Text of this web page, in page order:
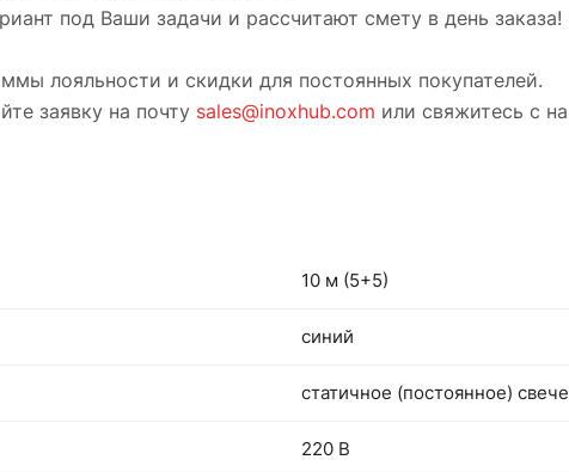
под Ваши задачи и рассчитают смету в день заказа!
лояльности и скидки для постоянных покупателей.
заявку на почту sales@inoxhub.com или свяжитесь с
10 м (5+5)
синий
статичное (постоянное)
220 В